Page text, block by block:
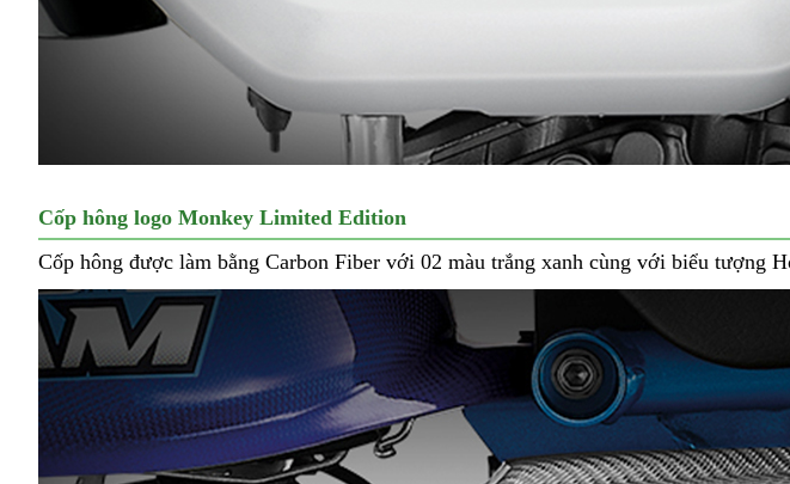
Cốp hông logo Monkey Limited Edition
Cốp hông được làm bằng Carbon Fiber với 02 màu trắng xanh cùng với biểu